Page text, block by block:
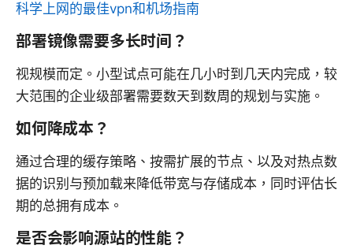
科学上网的最佳vpn和机场指南
部署镜像需要多长时间？
视规模而定。小型试点可能在几小时到几天内完成，较
大范围的企业级部署需要数天到数周的规划与实施。
如何降成本？
通过合理的缓存策略、按需扩展的节点、以及对热点数
据的识别与预加载来降低带宽与存储成本，同时评估长
期的总拥有成本。
是否会影响源站的性能？